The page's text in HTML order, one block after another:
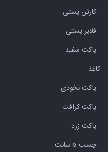
- کارتن پستی
- فلایر پستی
- پاکت سفید
کاغذ
- پاکت نخودی
- پاکت کرافت
- پاکت زرد
- چسب 5 سانت